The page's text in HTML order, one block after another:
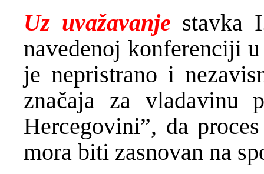
Uz uvažavanje stavka
navedenoj konferenciji
je nepristrano i
značaja za
Hercegovini”, da
mora biti zasnovan na